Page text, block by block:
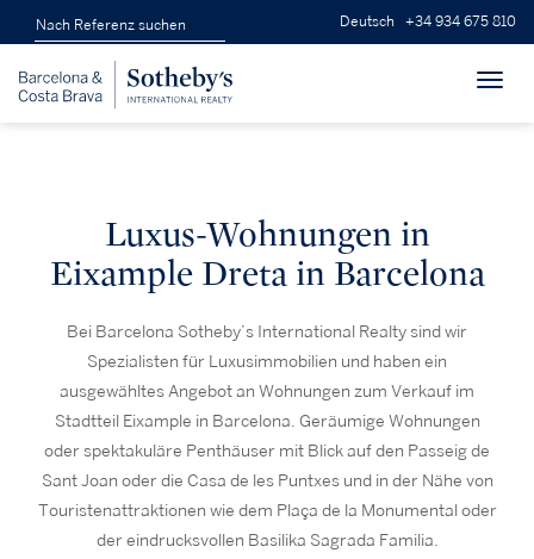
Deutsch +34 934 675 810
Luxus-Wohnungen in
Eixample Dreta in Barcelona
Bei Barcelona Sotheby’s International Realty sind wir
Spezialisten für Luxusimmobilien und haben ein
ausgewähltes Angebot an Wohnungen zum Verkauf im
Stadtteil Eixample in Barcelona. Geräumige Wohnungen
oder spektakuläre Penthäuser mit Blick auf den Passeig de
Sant Joan oder die Casa de les Puntxes und in der Nähe von
Touristenattraktionen wie dem Plaça de la Monumental oder
der eindrucksvollen Basilika Sagrada Familia.